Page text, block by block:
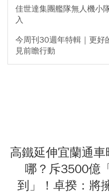
佳世達集團艦隊無人機小
入
今周刊30週年特輯｜更好
見前瞻行動
高鐵延伸宜蘭通
哪？斥3500億
到」！卓揆：將